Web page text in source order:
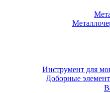
Инструмент для
Доборные